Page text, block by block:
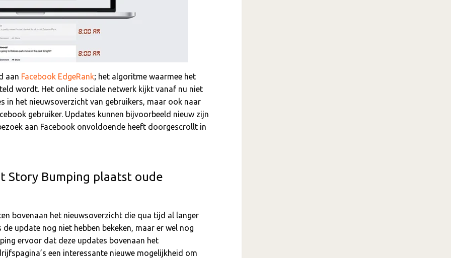
aan Facebook EdgeRank; het algoritme waarmee het
wordt. Het online sociale netwerk kijkt vanaf nu niet
in het nieuwsoverzicht van gebruikers, maar ook naar
gebruiker. Updates kunnen bijvoorbeeld nieuw zijn
aan Facebook onvoldoende heeft doorgescrollt in
Story Bumping plaatst oude
bovenaan het nieuwsoverzicht die qua tijd al langer
update nog niet hebben bekeken, maar er wel nog
ervoor dat deze updates bovenaan het
een interessante nieuwe mogelijkheid om